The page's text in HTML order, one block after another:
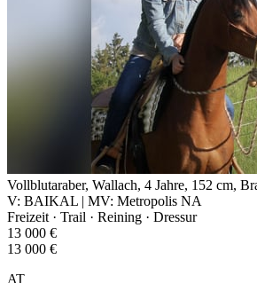
Vollblutaraber, Wallach, 4 Jahre, 152 cm,
V: BAIKAL | MV: Metropolis NA
Freizeit · Trail · Reining · Dressur
13 000 €
13 000 €
AT